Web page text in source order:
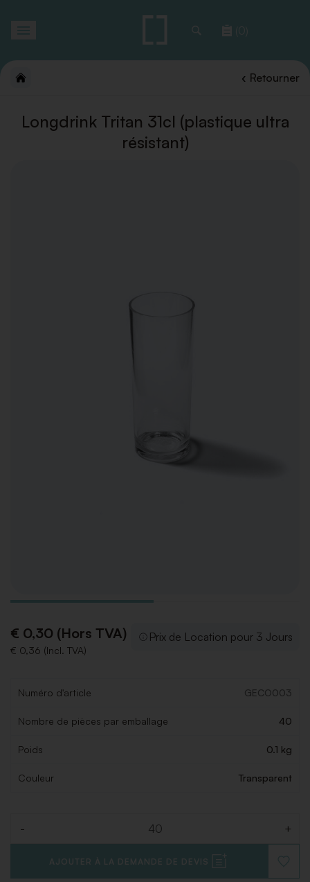
(0)
Retourner
Longdrink Tritan 31cl (plastique ultra
résistant)
€ 0,30 (Hors TVA)
€ 0,36 (Incl. TVA)
Prix de Location pour 3 Jours
Numéro d'article GECO003
Nombre de pièces par emballage 40
Poids 0.1 kg
Couleur Transparent
- +
AJOUTER À LA DEMANDE DE DEVIS
À